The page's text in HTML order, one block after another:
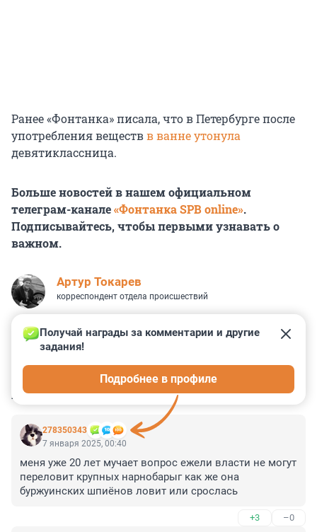
Ранее «Фонтанка» писала, что в Петербурге после
употребления веществв ванне утонула
девятиклассница.
Больше новостей в нашем официальном
телеграм-канале«Фонтанка SPB online».
Подписывайтесь, чтобы первыми узнавать о
важном.
Артур Токарев
корреспондент отдела происшествий
КОММЕНТАРИИ 124
278350343
Получай награды за комментарии и другие
задания!
Подробнее в профиле
7 января 2025, 00:40
меня уже 20 лет мучает вопрос ежели власти не могут
переловит крупных нарнобарыг как же она
буржуинских шпиёнов ловит или срослась
+3 –0